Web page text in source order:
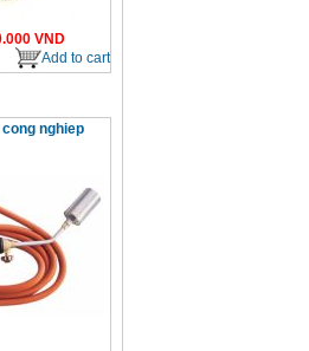
VND
Add to cart
nghiep